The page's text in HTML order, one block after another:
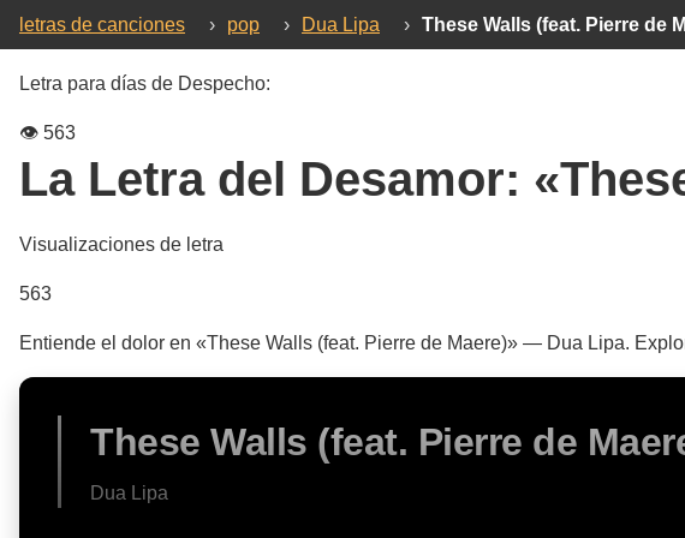
letras de canciones › pop › Dua Lipa › These Walls (feat. Pierre de
Letra para días de Despecho:
👁️ 563
La Letra del Desamor:
Visualizaciones de letra
563
Entiende el dolor en «These Walls (feat. Pierre de Maere)» — Dua Lipa.
These Walls (feat. Pierre de
Dua Lipa